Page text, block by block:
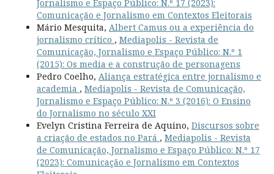
Jornalismo e Espaço Público: N.º 17 (2023):
Comunicação e Jornalismo em Contextos Eleitorais
Mário Mesquita, Albert Camus ou a experiência do
jornalismo crítico , Mediapolis - Revista de
Comunicação, Jornalismo e Espaço Público: N.º 1
(2015): Os media e a construção de personagens
Pedro Coelho, Aliança estratégica entre jornalismo e
academia , Mediapolis - Revista de Comunicação,
Jornalismo e Espaço Público: N.º 3 (2016): O Ensino
do Jornalismo no século XXI
Evelyn Cristina Ferreira de Aquino, Discursos sobre
a criação de estados no Pará , Mediapolis - Revista
de Comunicação, Jornalismo e Espaço Público: N.º 17
(2023): Comunicação e Jornalismo em Contextos